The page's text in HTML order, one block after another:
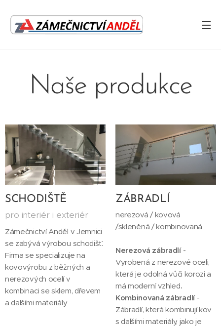
Naše produkce
SCHODIŠTĚ
pro interiér i exteriér
Zámečnictví Anděl v Jemnici
se zabývá výrobou schodišť.
Firma se specializuje na
kovovýrobu z běžných a
nerezových ocelí v
kombinaci se sklem, dřevem
a dalšími materiály
ZÁBRADLÍ
nerezová / kovová
/skleněná / kombinovaná
Nerezová zábradlí-
Vyrobená z nerezové oceli,
která je odolná vůči korozi a
má moderní vzhled.
Kombinovaná zábradlí-
Zábradlí, která kombinují kov
s dalšími materiály, jako je